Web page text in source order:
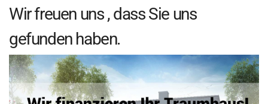
Wir freuen uns , dass Sie uns
gefunden haben.